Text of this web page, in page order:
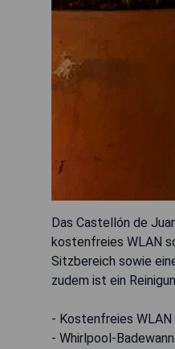
Das Castellón de
kostenfreies WLAN
Sitzbereich sowie
zudem ist ein
- Kostenfreies WLAN
- Whirlpool-